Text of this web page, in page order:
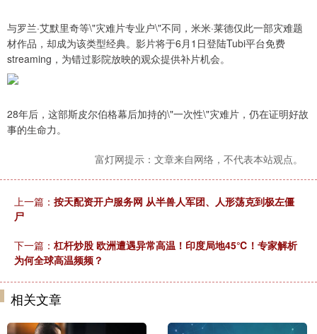
与罗兰·艾默里奇等\"灾难片专业户\"不同，米米·莱德仅此一部灾难题
材作品，却成为该类型经典。影片将于6月1日登陆Tubi平台免费
streaming，为错过影院放映的观众提供补片机会。
28年后，这部斯皮尔伯格幕后加持的\"一次性\"灾难片，仍在证明好故
事的生命力。
富灯网提示：文章来自网络，不代表本站观点。
上一篇： 按天配资开户服务网 从半兽人军团、人形荡克到极左僵
尸
下一篇： 杠杆炒股 欧洲遭遇异常高温！印度局地45℃！专家解析
为何全球高温频频？
相关文章